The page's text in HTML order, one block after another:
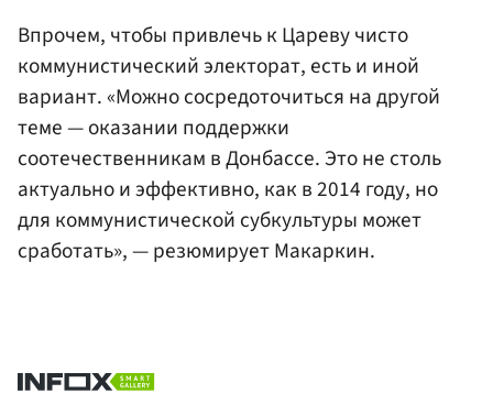
Впрочем, чтобы привлечь к Цареву чисто
коммунистический электорат, есть и иной
вариант. «Можно сосредоточиться на другой
теме — оказании поддержки
соотечественникам в Донбассе. Это не столь
актуально и эффективно, как в 2014 году, но
для коммунистической субкультуры может
сработать», — резюмирует Макаркин.